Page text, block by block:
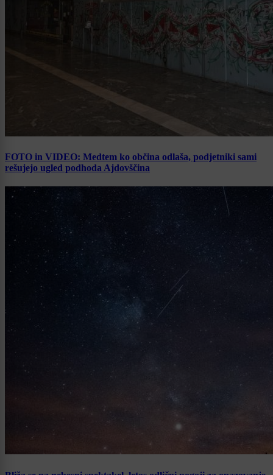
FOTO in VIDEO: Medtem ko občina odlaša, podjetniki sami
rešujejo ugled podhoda Ajdovščina